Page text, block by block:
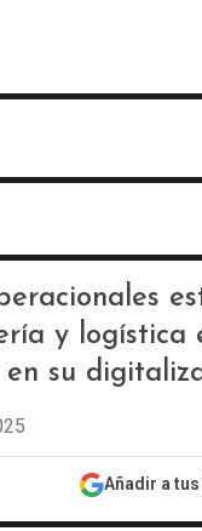
y logística
su
Añadir a